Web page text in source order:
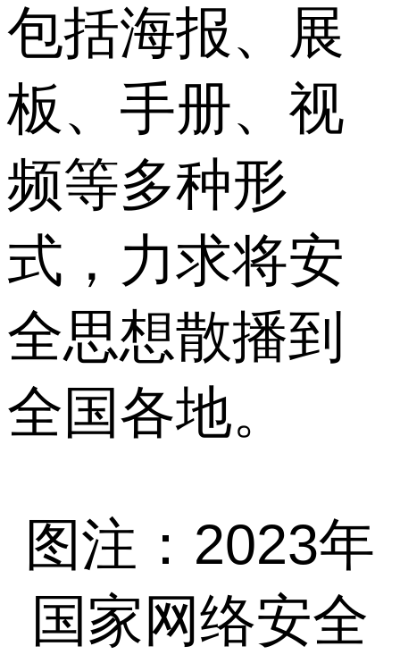
包括海报、展
板、手册、视
频等多种形
式，力求将安
全思想散播到
全国各地。
图注：2023年
国家网络安全